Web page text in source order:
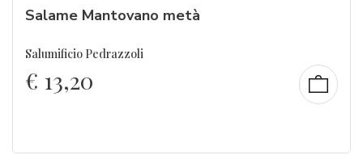
Salame Mantovano metà
Salumificio Pedrazzoli
€ 13,20